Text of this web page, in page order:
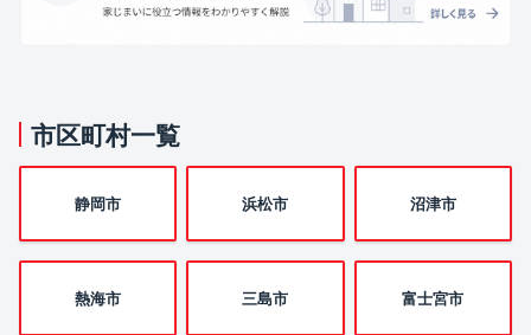
市区町村一覧
静岡市 浜松市 沼津市
熱海市 三島市 富士宮市